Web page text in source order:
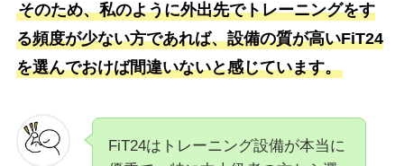
そのため、私のように外出先でトレーニングをす
る頻度が少ない方であれば、設備の質が高いFiT24
を選んでおけば間違いないと感じています。
FiT24はトレーニング設備が本当に